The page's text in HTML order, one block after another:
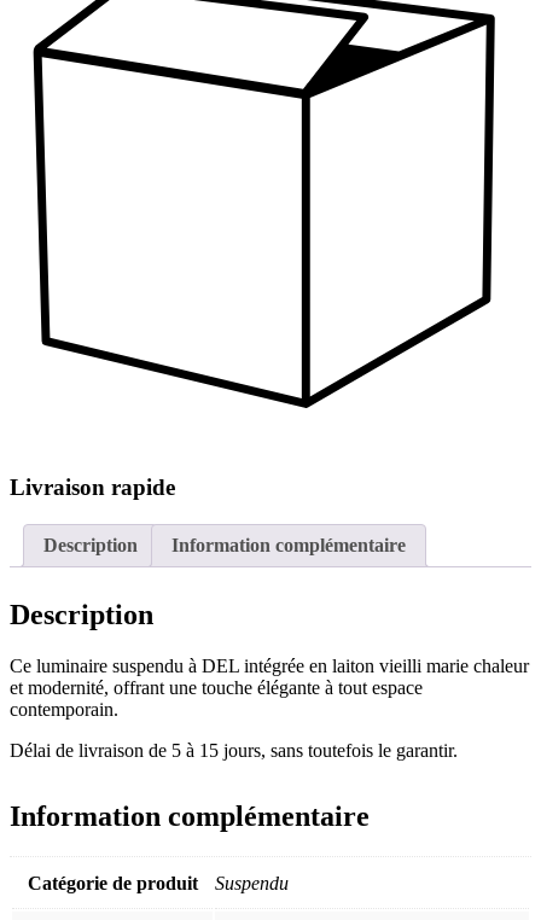
Livraison rapide
Description Information complémentaire
Description
Ce luminaire suspendu à DEL intégrée en laiton vieilli marie chaleur
et modernité, offrant une touche élégante à tout espace
contemporain.
Délai de livraison de 5 à 15 jours, sans toutefois le garantir.
Information complémentaire
Catégorie de produit Suspendu